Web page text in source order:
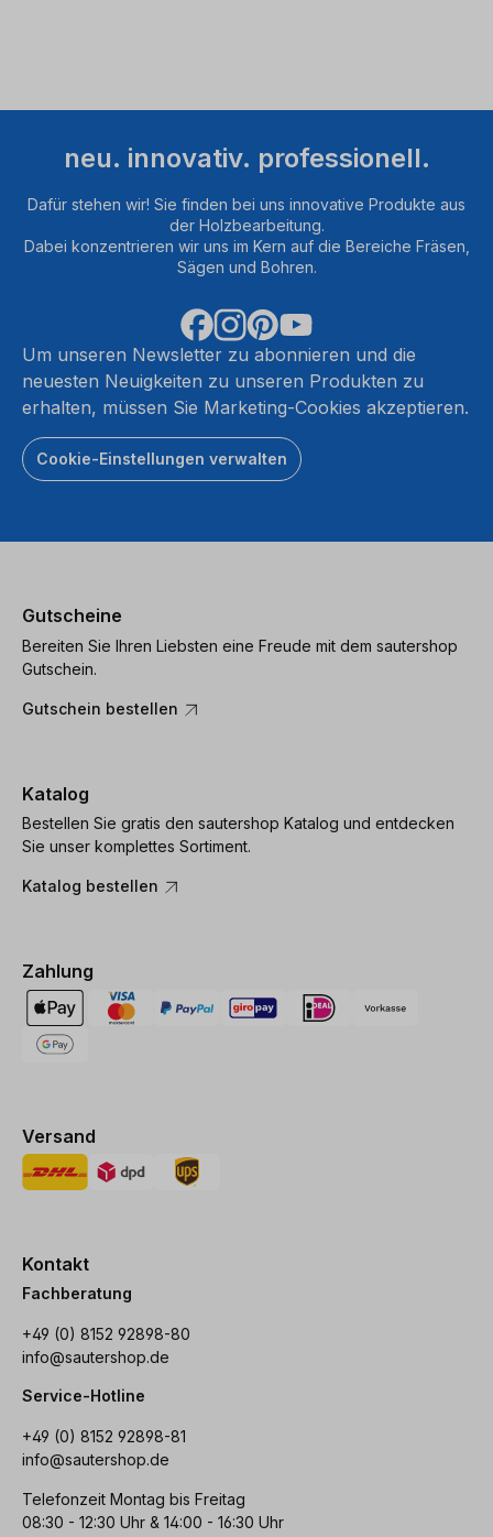
des
Service
zu,
dieses
Mehr
Informationen
Akzeptieren
powered
by
neu. innovativ. professionell.
Dafür stehen wir! Sie finden bei uns innovative Produkte aus
der Holzbearbeitung.
Dabei konzentrieren wir uns im Kern auf die Bereiche Fräsen,
Sägen und Bohren.
Um unseren Newsletter zu abonnieren und die
neuesten Neuigkeiten zu unseren Produkten zu
erhalten, müssen Sie Marketing-Cookies akzeptieren.
Cookie-Einstellungen verwalten
Gutscheine
Bereiten Sie Ihren Liebsten eine Freude mit dem sautershop
Gutschein.
Gutschein bestellen
Katalog
Bestellen Sie gratis den sautershop Katalog und entdecken
Sie unser komplettes Sortiment.
Katalog bestellen
Zahlung
Versand
Kontakt
Fachberatung
+49 (0) 8152 92898-80
info@sautershop.de
Service-Hotline
+49 (0) 8152 92898-81
info@sautershop.de
Telefonzeit Montag bis Freitag
08:30 - 12:30 Uhr & 14:00 - 16:30 Uhr